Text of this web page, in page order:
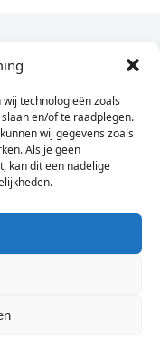
technologieën zoals
en/of te raadplegen.
wij gegevens zoals
Als je geen
kan dit een nadelige
in je e-mail?